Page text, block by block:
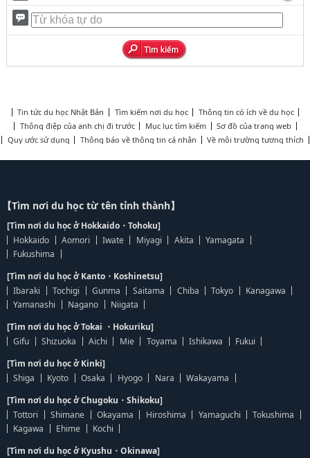
Tin tức du học Nhật Bản Tìm kiếm nơi du học
Thông tin có ích về du học
Thông điệp của anh chị đi trước
Mục lục tìm kiếm
Sơ đồ của trang web
Quy ước sử dụng
Thông báo về thông tin cá nhân Về môi trường tương thích
【Tìm nơi du học từ tên tỉnh thành】
[Tìm nơi du học ở Hokkaido・Tohoku]
Hokkaido
Aomori Iwate Miyagi Akita
Yamagata
Fukushima
[Tìm nơi du học ở Kanto・Koshinetsu]
Ibaraki
Tochigi Gunma Saitama Chiba Tokyo
Kanagawa
Yamanashi
Nagano
Niigata
[Tìm nơi du học ở Tokai ・Hokuriku]
Gifu
Shizuoka Aichi Mie Toyama Ishikawa
Fukui
[Tìm nơi du học ở Kinki]
Shiga
Kyoto Osaka Hyogo Nara
Wakayama
[Tìm nơi du học ở Chugoku・Shikoku]
Tottori
Shimane Okayama Hiroshima Yamaguchi
Tokushima
Kagawa
Ehime
Kochi
[Tìm nơi du học ở Kyushu・Okinawa]